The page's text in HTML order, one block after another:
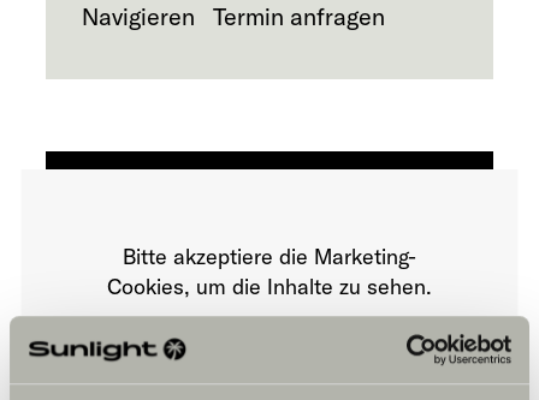
Navigieren Termin anfragen
Bitte akzeptiere die Marketing-
Cookies, um die Inhalte zu sehen.